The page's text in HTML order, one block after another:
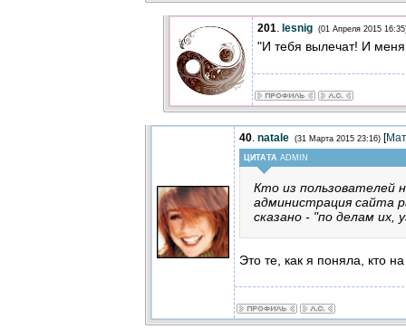
201. lesnig (01 Апреля 2015
"И тебя вылечат! И
40. natale (31 Марта 2015 23:16) [
ЦИТАТА ADMIN
Кто из пользователей
администрация сайта
сказано - "по делам их,
Это те, как я поняла, кто